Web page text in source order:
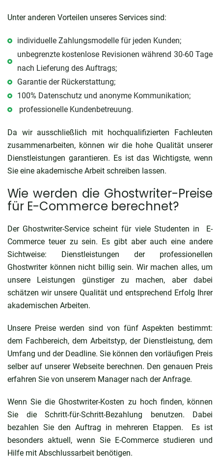
Unter anderen Vorteilen unseres Services sind:
individuelle Zahlungsmodelle für jeden Kunden;
unbegrenzte kostenlose Revisionen während 30-60 Tage
nach Lieferung des Auftrags;
Garantie der Rückerstattung;
100% Datenschutz und anonyme Kommunikation;
professionelle Kundenbetreuung.
Da wir ausschließlich mit hochqualifizierten Fachleuten
zusammenarbeiten, können wir die hohe Qualität unserer
Dienstleistungen garantieren. Es ist das Wichtigste, wenn
Sie eine akademische Arbeit schreiben lassen.
Wie werden die Ghostwriter-Preise
für E-Commerce berechnet?
Der Ghostwriter-Service scheint für viele Studenten in E-
Commerce teuer zu sein. Es gibt aber auch eine andere
Sichtweise: Dienstleistungen der professionellen
Ghostwriter können nicht billig sein. Wir machen alles, um
unsere Leistungen günstiger zu machen, aber dabei
schätzen wir unsere Qualität und entsprechend Erfolg Ihrer
akademischen Arbeiten.
Unsere Preise werden sind von fünf Aspekten bestimmt:
dem Fachbereich, dem Arbeitstyp, der Dienstleistung, dem
Umfang und der Deadline. Sie können den vorläufigen Preis
selber auf unserer Webseite berechnen. Den genauen Preis
erfahren Sie von unserem Manager nach der Anfrage.
Wenn Sie die Ghostwriter-Kosten zu hoch finden, können
Sie die Schritt-für-Schritt-Bezahlung benutzen. Dabei
bezahlen Sie den Auftrag in mehreren Etappen. Es ist
besonders aktuell, wenn Sie E-Commerce studieren und
Hilfe mit Abschlussarbeit benötigen.